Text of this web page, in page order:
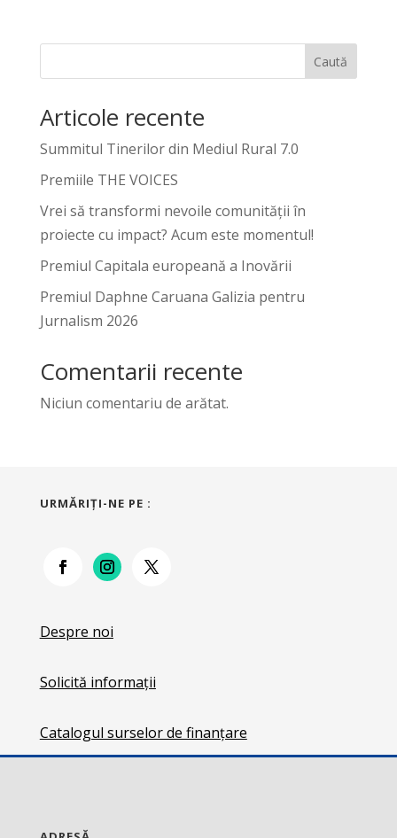
Caută
Articole recente
Summitul Tinerilor din Mediul Rural 7.0
Premiile THE VOICES
Vrei să transformi nevoile comunității în
proiecte cu impact? Acum este momentul!
Premiul Capitala europeană a Inovării
Premiul Daphne Caruana Galizia pentru
Jurnalism 2026
Comentarii recente
Niciun comentariu de arătat.
URMĂRIŢI-NE PE :
Despre noi
Solicită informații
Catalogul surselor de finanțare